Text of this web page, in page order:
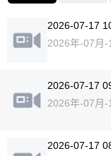
2026-07-17
2026年-07月-
2026-07-17
2026年-07月-
2026-07-17